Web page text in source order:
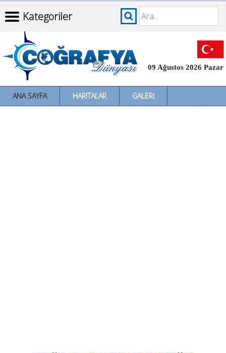
Kategoriler
09 Ağustos 2026 Pazar
ANA SAYFA HARITALAR
GALERI